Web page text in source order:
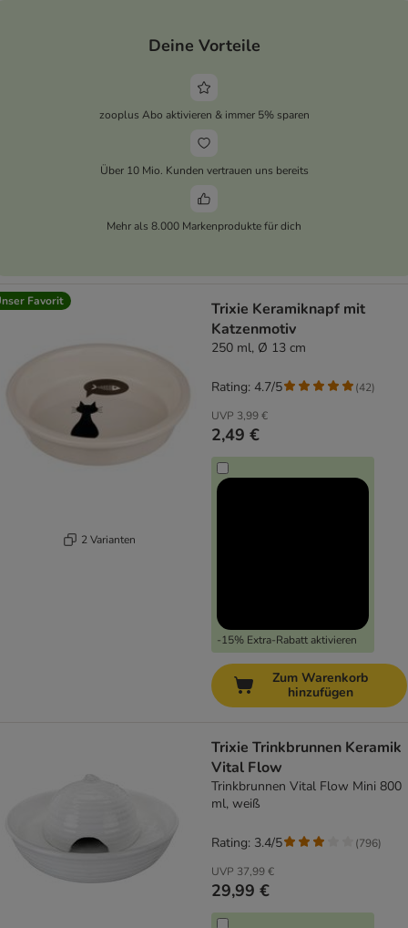
Deine Vorteile
zooplus Abo aktivieren & immer 5% sparen
Über 10 Mio. Kunden vertrauen uns bereits
Mehr als 8.000 Markenprodukte für dich
Favorit
2 Varianten
Trixie Keramiknapf mit
Katzenmotiv
250 ml, Ø 13 cm
UVP 3,99 €
2,49 €
-15% Extra-Rabatt aktivieren
Rating: 4.7/5 (42)
Zum Warenkorb
hinzufügen
Trixie Trinkbrunnen Keramik
Vital Flow
Trinkbrunnen Vital Flow Mini 800
ml, weiß
UVP 37,99 €
29,99 €
Rating: 3.4/5 (796)